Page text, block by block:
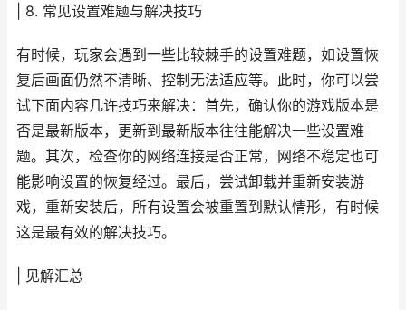
| 8. 常见设置难题与解决技巧
有时候，玩家会遇到一些比较棘手的设置难题，如设置恢
复后画面仍然不清晰、控制无法适应等。此时，你可以尝
试下面内容几许技巧来解决：首先，确认你的游戏版本是
否是最新版本，更新到最新版本往往能解决一些设置难
题。其次，检查你的网络连接是否正常，网络不稳定也可
能影响设置的恢复经过。最后，尝试卸载并重新安装游
戏，重新安装后，所有设置会被重置到默认情形，有时候
这是最有效的解决技巧。
| 见解汇总